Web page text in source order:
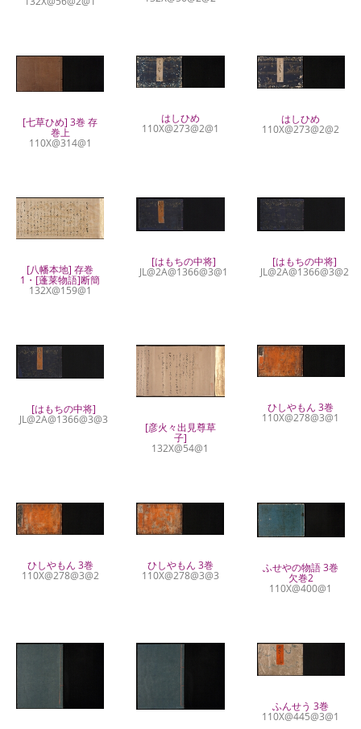
[七草ひめ] 3巻 存
巻上
110X@314@1
はしひめ
110X@273@2@1
はしひめ
110X@273@2@2
[八幡本地] 存巻
1・[蓬莱物語]断簡
132X@159@1
[はもちの中将]
JL@2A@1366@3@1
[はもちの中将]
JL@2A@1366@3@2
[はもちの中将]
JL@2A@1366@3@3
[彦火々出見尊草
子]
132X@54@1
ひしやもん 3巻
110X@278@3@1
ひしやもん 3巻
110X@278@3@2
ひしやもん 3巻
110X@278@3@3
ふせやの物語 3巻
欠巻2
110X@400@1
ふんせう 3巻
110X@445@3@1